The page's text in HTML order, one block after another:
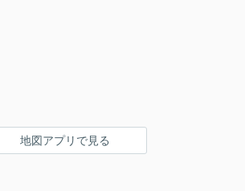
地図アプリで見る